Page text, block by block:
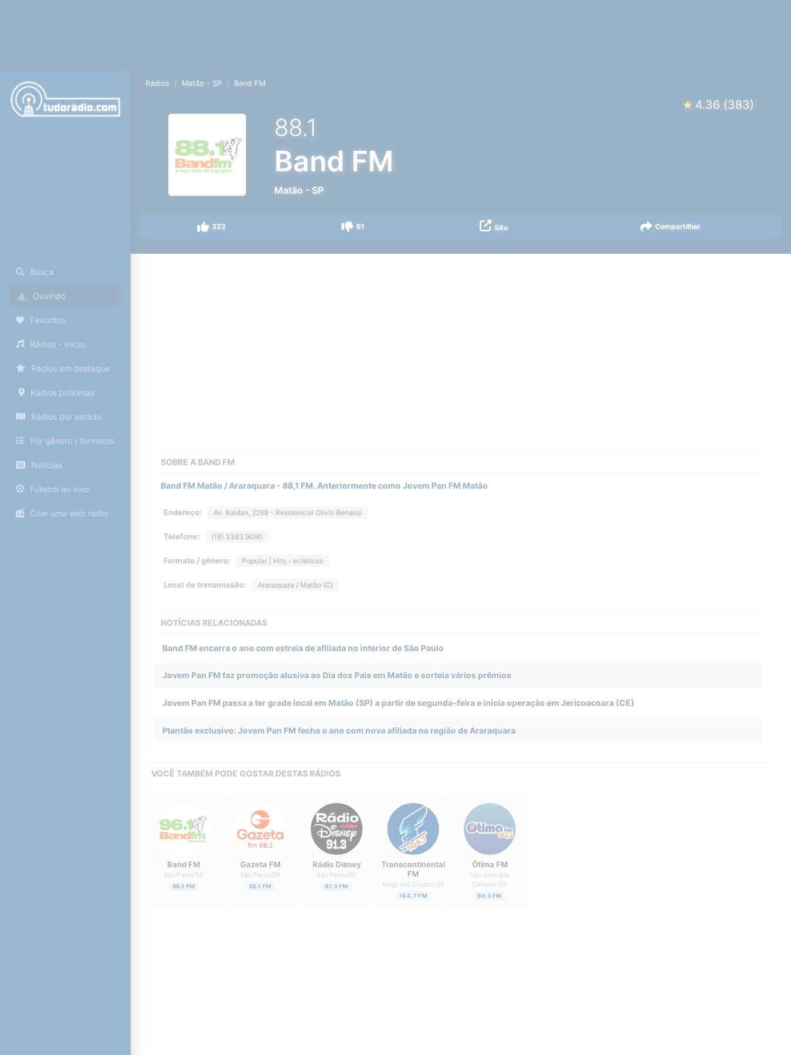
Busca
Ouvindo
Favoritos
Rádios - Inicio
Rádios em destaque
Rádios próximas
Rádios por estado
Por gênero / formatos
Notícias
Futebol ao vivo
Criar uma web rádio
Rádios Matão - SP Band FM
★ 4.36 (383)
88.1
Band FM
Matão - SP
322 61 Site Compartilhar
SOBRE A BAND FM
Band FM Matão / Araraquara - 88,1 FM. Anteriormente como Jovem Pan FM Matão
Endereço: Av. Baldan, 2268 - Residencial Olivio Benassi
Telefone: (16) 3383.9090
Formato / gênero: Popular | Hits - ecléticas
Local de transmissão: Araraquara / Matão (C)
NOTÍCIAS RELACIONADAS
Band FM encerra o ano com estreia de afiliada no interior de São Paulo
Jovem Pan FM faz promoção alusiva ao Dia dos Pais em Matão e sorteia vários prêmios
Jovem Pan FM passa a ter grade local em Matão (SP) a partir de segunda-feira e inicia operação em Jericoacoara (CE)
Plantão exclusivo: Jovem Pan FM fecha o ano com nova afiliada na região de Araraquara
VOCÊ TAMBÉM PODE GOSTAR DESTAS RÁDIOS
Band FM
São Paulo/SP
96.1 FM
Gazeta FM
São Paulo/SP
88.1 FM
Rádio Disney
São Paulo/SP
91.3 FM
Transcontinental
FM
Mogi das Cruzes/SP
104.7 FM
Ótima FM
São José dos
Campos/SP
90.3 FM